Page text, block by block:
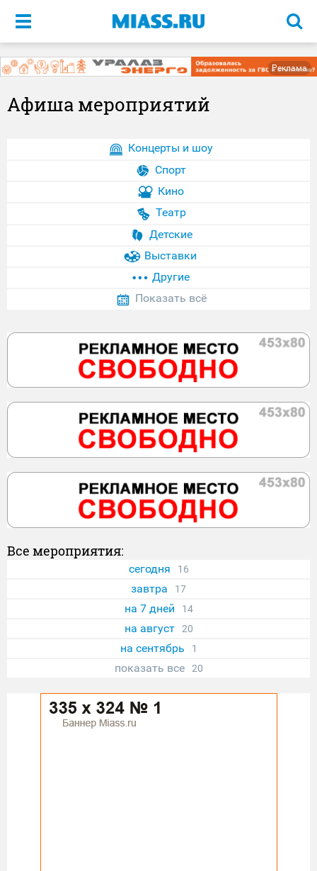
Меню
Реклама
Афиша мероприятий
Концерты и шоу
Спорт
Кино
Театр
Детские
Выставки
Другие
Показать всё
Все мероприятия:
сегодня 16
завтра 17
на 7 дней 14
на август 20
на сентябрь 1
показать все 20